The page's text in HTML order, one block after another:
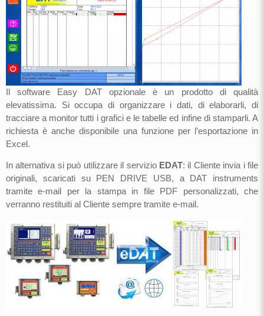
Il software Easy DAT opzionale è un prodotto di qualità
elevatissima. Si occupa di organizzare i dati, di elaborarli, di
tracciare a monitor tutti i grafici e le tabelle ed infine di stamparli. A
richiesta è anche disponibile una funzione per l’esportazione in
Excel.
In alternativa si può utilizzare il servizio EDAT: il Cliente invia i file
originali, scaricati su PEN DRIVE USB, a DAT instruments
tramite e-mail per la stampa in file PDF personalizzati, che
verranno restituiti al Cliente sempre tramite e-mail.